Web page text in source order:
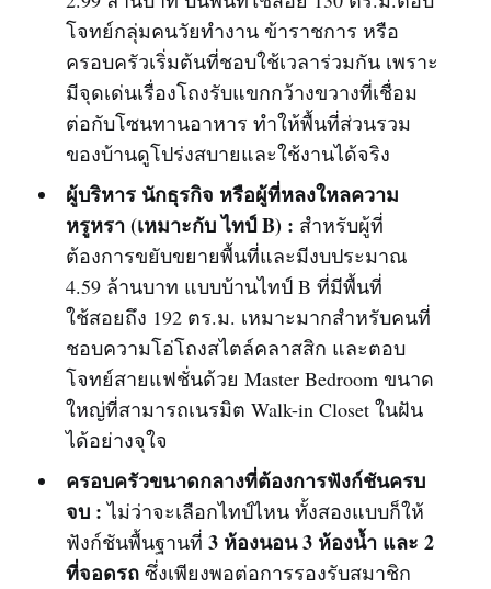
โจทย์กลุ่มคนวัยทำงาน ข้าราชการ หรือ
ครอบครัวเริ่มต้นที่ชอบใช้เวลาร่วมกัน เพราะ
มีจุดเด่นเรื่องโถงรับแขกกว้างขวางที่เชื่อม
ต่อกับโซนทานอาหาร ทำให้พื้นที่ส่วนรวม
ของบ้านดูโปร่งสบายและใช้งานได้จริง
ผู้บริหาร นักธุรกิจ หรือผู้ที่หลงใหลความ
หรูหรา (เหมาะกับ ไทป์ B) : สำหรับผู้ที่
ต้องการขยับขยายพื้นที่และมีงบประมาณ
4.59 ล้านบาท แบบบ้านไทป์ B ที่มีพื้นที่
ใช้สอยถึง 192 ตร.ม. เหมาะมากสำหรับคนที่
ชอบความโอ่โถงสไตล์คลาสสิก และตอบ
โจทย์สายแฟชั่นด้วย Master Bedroom ขนาด
ใหญ่ที่สามารถเนรมิต Walk-in Closet ในฝัน
ได้อย่างจุใจ
ครอบครัวขนาดกลางที่ต้องการฟังก์ชันครบ
จบ : ไม่ว่าจะเลือกไทป์ไหน ทั้งสองแบบก็ให้
ฟังก์ชันพื้นฐานที่ 3 ห้องนอน 3 ห้องน้ำ และ 2
ที่จอดรถซึ่งเพียงพอต่อการรองรับสมาชิก